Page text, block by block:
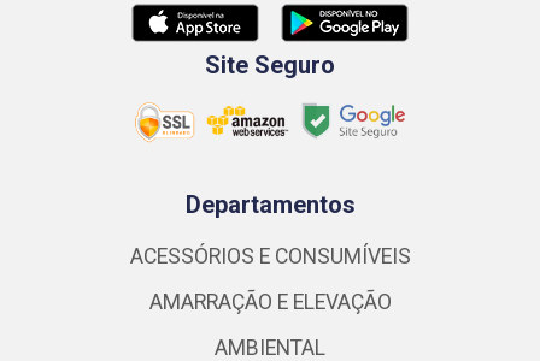
Site Seguro
Departamentos
ACESSÓRIOS E CONSUMÍVEIS
AMARRAÇÃO E ELEVAÇÃO
AMBIENTAL